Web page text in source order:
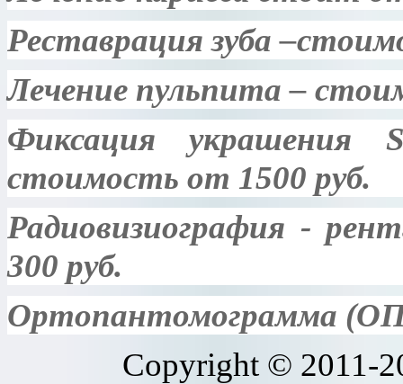
Реставрация зуба
Лечение пульпита –
Фиксация украшения
стоимость от 1500 руб.
Радиовизиография -
300 руб.
Ортопантомограмма
Copyright © 2011-